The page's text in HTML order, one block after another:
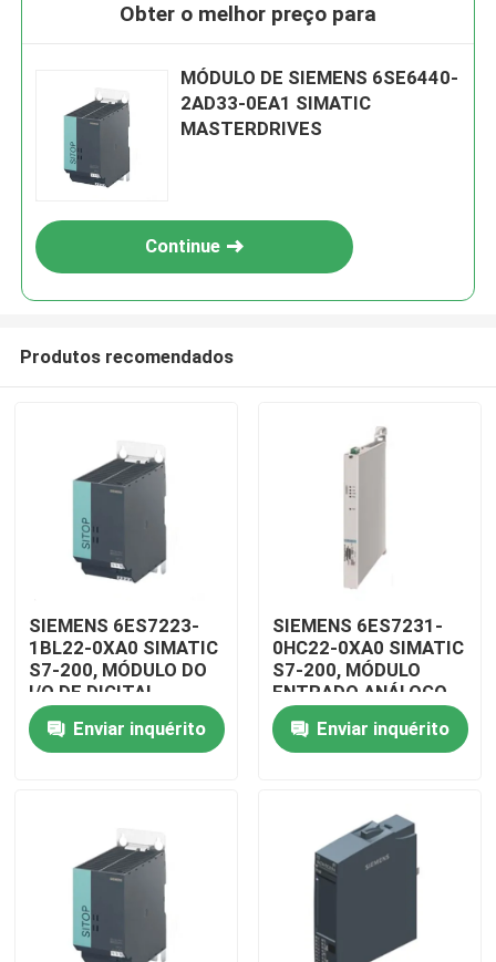
Produtos
Vídeos
Obter o melhor preço para
MÓDULO DE SIEMENS 6SE6440-
2AD33-0EA1 SIMATIC
MASTERDRIVES
Continue
Produtos recomendados
SIEMENS 6ES7223-
1BL22-0XA0 SIMATIC
S7-200, MÓDULO DO
I/O DE DIGITAL
Enviar inquérito
SIEMENS 6ES7231-
0HC22-0XA0 SIMATIC
S7-200, MÓDULO
ENTRADO ANÁLOGO
Enviar inquérito